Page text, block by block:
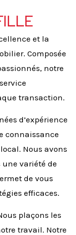
et la
Composée
notre
transaction.
d’expérience
connaissance
Nous avons
variété de
de vous
efficaces.
plaçons les
travail. Notre